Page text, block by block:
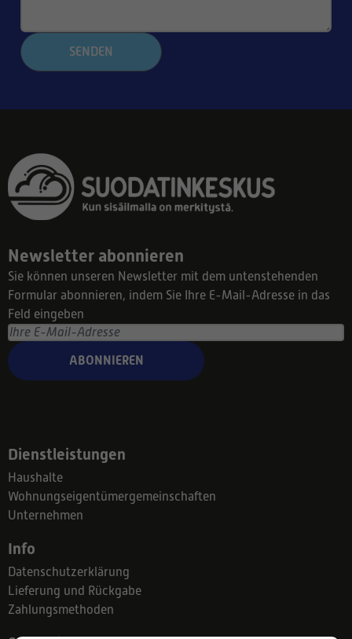
SENDEN
Newsletter abonnieren
Sie können unseren Newsletter mit dem untenstehenden
Formular abonnieren, indem Sie Ihre E-Mail-Adresse in das
Feld eingeben
ABONNIEREN
Dienstleistungen
Haushalte
Wohnungseigentümergemeinschaften
Unternehmen
Info
Datenschutzerklärung
Lieferung und Rückgabe
Zahlungsmethoden